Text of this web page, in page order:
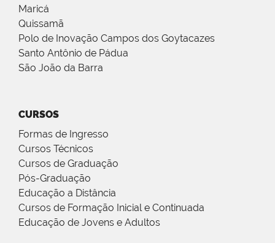
Maricá
Quissamã
Polo de Inovação Campos dos Goytacazes
Santo Antônio de Pádua
São João da Barra
CURSOS
Formas de Ingresso
Cursos Técnicos
Cursos de Graduação
Pós-Graduação
Educação a Distância
Cursos de Formação Inicial e Continuada
Educação de Jovens e Adultos